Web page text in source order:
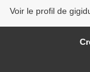
Voir le profil de